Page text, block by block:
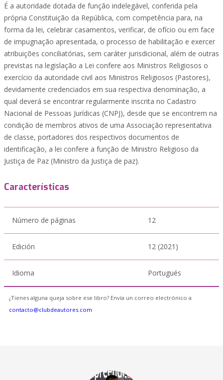
É a autoridade dotada de função indelegável, conferida pela
própria Constituição da República, com competência para, na
forma da lei, celebrar casamentos, verificar, de ofício ou em face
de impugnação apresentada, o processo de habilitação e exercer
atribuições conciliatórias, sem caráter jurisdicional, além de outras
previstas na legislação a Lei confere aos Ministros Religiosos o
exercício da autoridade civil aos Ministros Religiosos (Pastores),
devidamente credenciados em sua respectiva denominação, a
qual deverá se encontrar regularmente inscrita no Cadastro
Nacional de Pessoas Jurídicas (CNPJ), desde que se encontrem na
condição de membros ativos de uma Associação representativa
de classe, portadores dos respectivos documentos de
identificação, a lei confere a função de Ministro Religioso da
Justiça de Paz (Ministro da Justiça de paz).
Características
Número de páginas 12
Edición 12 (2021)
Idioma Portugués
¿Tienes alguna queja sobre ese libro? Envía un correo electrónico a
contacto@clubdeautores.com